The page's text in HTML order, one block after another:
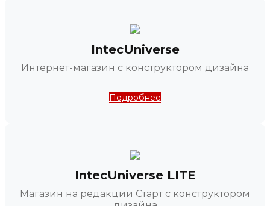
IntecUniverse
Интернет-магазин с конструктором дизайна
Подробнее
IntecUniverse LITE
Магазин на редакции Старт с конструктором